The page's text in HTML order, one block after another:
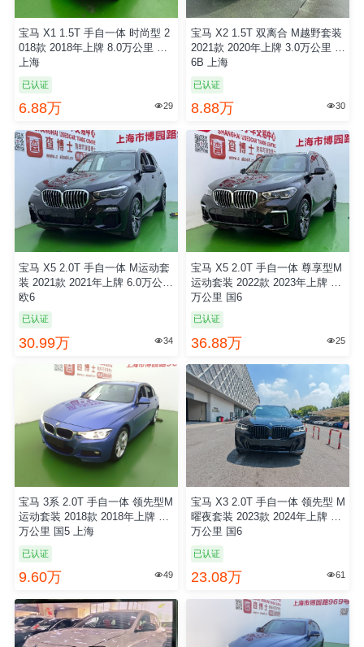
宝马 X1 1.5T 手自一体 时尚型 2
018款 2018年上牌 8.0万公里 国5
上海
已认证
6.88万 29
宝马 X2 1.5T 双离合 M越野套装
2021款 2020年上牌 3.0万公里 国
6B 上海
已认证
8.88万 30
宝马 X5 2.0T 手自一体 M运动套
装 2021款 2021年上牌 6.0万公里
欧6
已认证
30.99万 34
宝马 X5 2.0T 手自一体 尊享型M
运动套装 2022款 2023年上牌 4.0
万公里 国6
已认证
36.88万 25
宝马 3系 2.0T 手自一体 领先型M
运动套装 2018款 2018年上牌 3.7
万公里 国5 上海
已认证
9.60万 49
宝马 X3 2.0T 手自一体 领先型 M
曜夜套装 2023款 2024年上牌 3.6
万公里 国6
已认证
23.08万 61